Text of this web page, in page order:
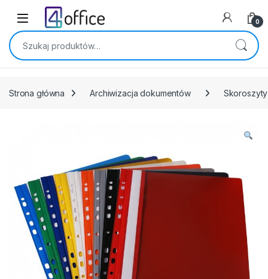
Skip to navigation
Skip to content
0
Szukaj:
Strona główna Archiwizacja dokumentów Skoroszyty